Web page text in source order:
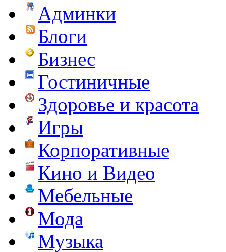
Админки
Блоги
Бизнес
Гостиничные
Здоровье и красота
Игры
Корпоративные
Кино и Видео
Мебельные
Мода
Музыка